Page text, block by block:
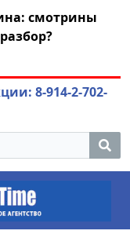
смотрины
8-914-2-702-